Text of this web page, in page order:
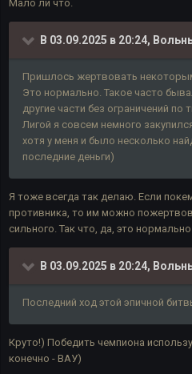
Мало ли что.
В 03.09.2025 в 20:24,
Пришлось жертвовать
Это нормально. Такое часто
другие части без ограничений по
Лигой я совсем немного
хотя у меня и было несколько
последние деньги)
Я тоже всегда так делаю. Если
противника, то им можно
сильного. Так что, да, это
В 03.09.2025 в 20:24,
Последний ход этой эпичной
Круто!) Победить чемпиона
конечно - ВАУ)